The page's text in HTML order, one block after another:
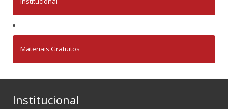
Materiais Gratuitos
Institucional